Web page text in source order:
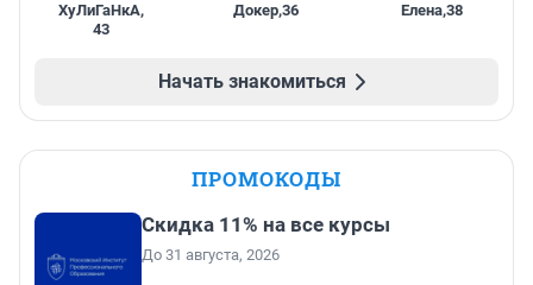
ХуЛиГаНкА,
43
Докер,36 Елена,38
Начать знакомиться
ПРОМОКОДЫ
Скидка 11% на все курсы
До 31 августа, 2026